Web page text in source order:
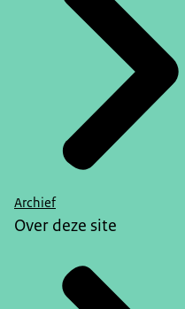
Archief
Over deze site